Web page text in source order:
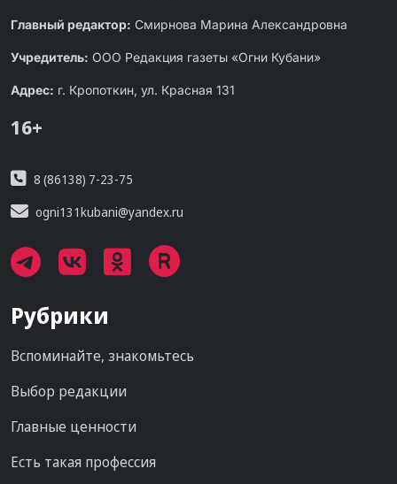
Главный редактор: Смирнова Марина Александровна
Учредитель: ООО Редакция газеты «Огни Кубани»
Адрес: г. Кропоткин, ул. Красная 131
16+
8 (86138) 7-23-75
ogni131kubani@yandex.ru
Рубрики
Вспоминайте, знакомьтесь
Выбор редакции
Главные ценности
Есть такая профессия